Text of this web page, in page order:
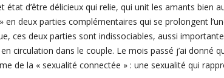
état d’être délicieux qui relie, qui unit les amants bien
deux parties complémentaires qui se prolongent
ces deux parties sont indissociables, aussi
circulation dans le couple. Le mois passé j’ai donné
de la « sexualité connectée » : une sexualité qui